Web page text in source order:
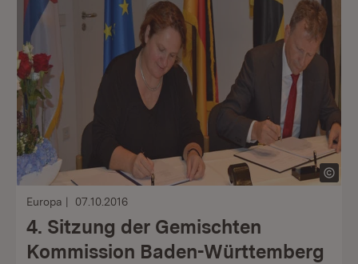
Europa 07.10.2016
4. Sitzung der Gemischten
Kommission Baden-Württemberg